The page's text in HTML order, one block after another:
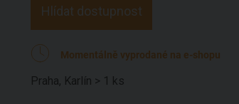
Hlídat dostupnost
Momentálně vyprodané na e-shopu
Praha, Karlín > 1 ks